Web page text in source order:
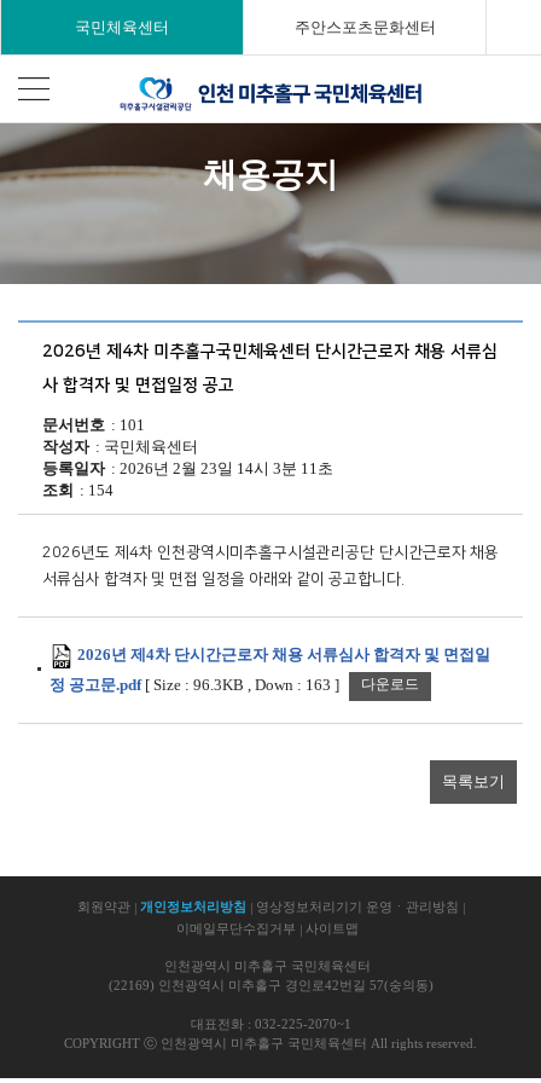
국민체육센터 주안스포츠문화센터
채용공지
2026년 제4차 미추홀구국민체육센터 단시간근로자 채용 서류심
사 합격자 및 면접일정 공고
문서번호
101
작성자
국민체육센터
등록일자
2026년 2월 23일 14시 3분 11초
조회
154
2026년도 제4차 인천광역시미추홀구시설관리공단 단시간근로자 채용
서류심사 합격자 및 면접 일정을 아래와 같이 공고합니다.
2026년 제4차 단시간근로자 채용 서류심사 합격자 및 면접일
정 공고문.pdf [ Size : 96.3KB , Down : 163 ] 다운로드
목록보기
회원약관 개인정보처리방침
영상정보처리기기 운영ㆍ관리방침
이메일무단수집거부
사이트맵
인천광역시 미추홀구 국민체육센터
(22169) 인천광역시 미추홀구 경인로42번길 57(숭의동)
대표전화 : 032-225-2070~1
COPYRIGHT ⓒ 인천광역시 미추홀구 국민체육센터 All rights reserved.